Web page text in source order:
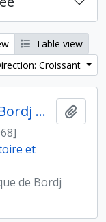
Table view
Croissant
Co-direction des fouilles de Bordj Mellala (Algérie)
et
de Bordj